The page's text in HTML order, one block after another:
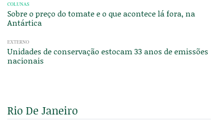
COLUNAS
Sobre o preço do tomate e o que acontece lá fora, na
Antártica
EXTERNO
Unidades de conservação estocam 33 anos de emissões
nacionais
Rio De Janeiro